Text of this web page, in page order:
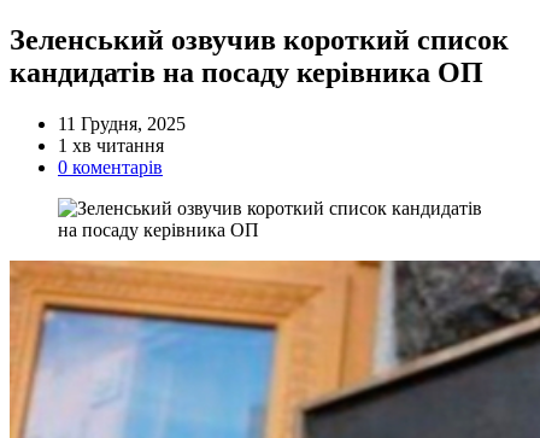
Зеленський озвучив короткий список
кандидатів на посаду керівника ОП
11 Грудня, 2025
Орієнтовний
час
1 хв читання
0 коментарів